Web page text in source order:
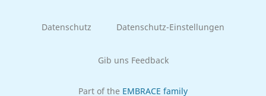
Datenschutz Datenschutz-Einstellungen
Gib uns Feedback
Part of the EMBRACE family